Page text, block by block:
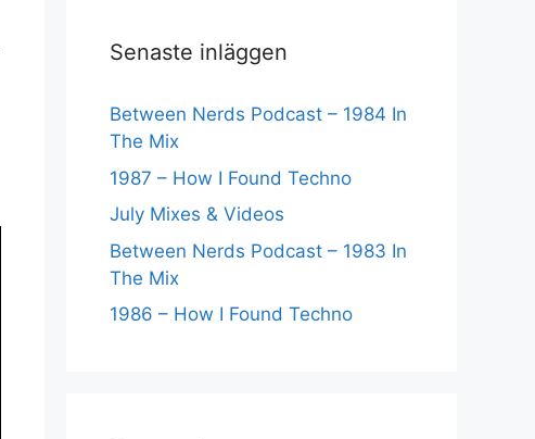
Senaste inläggen
Between Nerds Podcast – 1984 In
The Mix
1987 – How I Found Techno
July Mixes & Videos
Between Nerds Podcast – 1983 In
The Mix
1986 – How I Found Techno